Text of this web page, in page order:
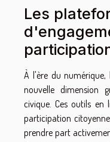
Les
À l'ère du
nouvelle dimension
civique. Ces outils en
participation
prendre part